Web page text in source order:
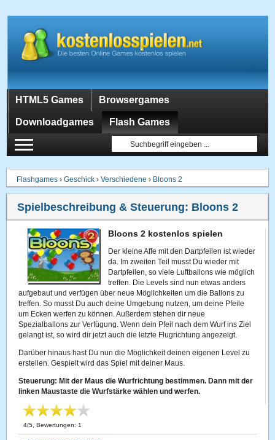
HTML5 Games Browsergames
Downloadgames Flash Games
Flashgames ›Geschick ›Verschiedene › Bloons 2
Spielbeschreibung & Steuerung: Bloons 2
Bloons 2 kostenlos spielen
Der kleine Affe mit den Dartpfeilen ist wieder
da. Im zweiten Teil musst Du wieder mit
Dartpfeilen, so viele Luftballons wie möglich
treffen. Die Levels sind nun etwas anders
aufgebaut und verfügen über neue Möglichkeiten um die Ballons zu
treffen. So musst Du auch deine Umgebung nutzen, um deine Pfeile
um Ecken werfen zu können. Außerdem stehen dir neue
Spezialballons zur Verfügung. Wenn dein Pfeil nach dem Wurf ins Ziel
gelangt ist, so wird dir jetzt auch die letzte Flugrichtung angezeigt.
Darüber hinaus hast Du nun die Möglichkeit deinen eigenen Level zu
erstellen. Gespielt wird das Spiel mit deiner Maus.
Steuerung: Mit der Maus die Wurfrichtung bestimmen. Dann mit der
linken Maustaste die Wurfstärke wählen und werfen.
4/5 , Bewertungen: 1